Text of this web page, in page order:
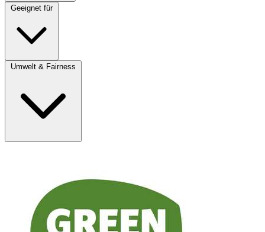
Geeignet für
Umwelt & Fairness